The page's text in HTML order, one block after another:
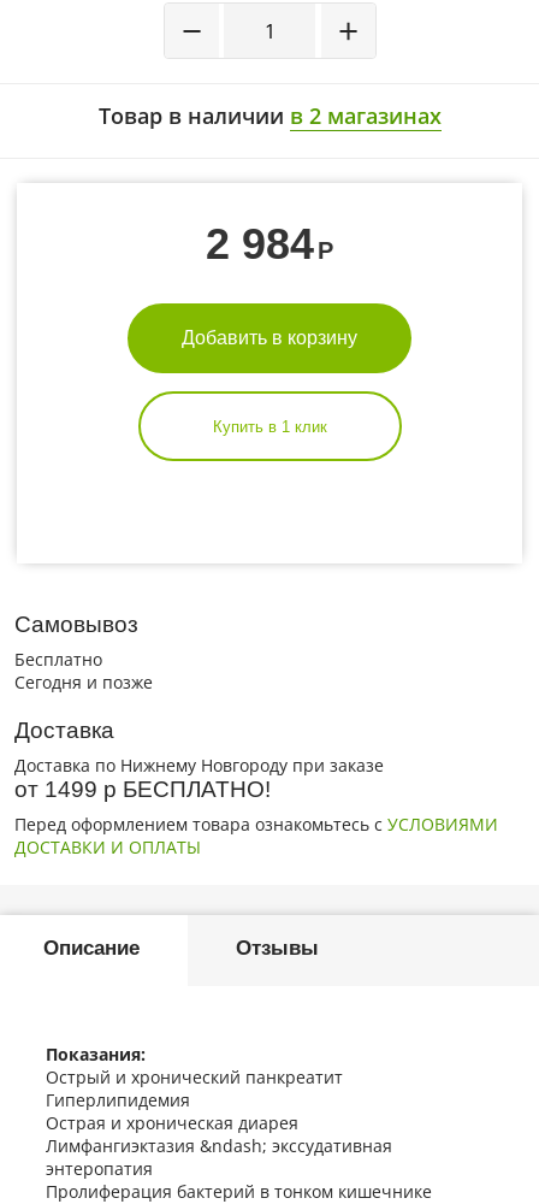
+
−
Товар в наличии в 2 магазинах
2 984Р
Добавить в корзину
Купить в 1 клик
Самовывоз
Бесплатно
Сегодня и позже
Доставка
Доставка по Нижнему Новгороду при заказе
от 1499 р БЕСПЛАТНО!
Перед оформлением товара ознакомьтесь с УСЛОВИЯМИ
ДОСТАВКИ И ОПЛАТЫ
Описание Отзывы
Показания:
Острый и хронический панкреатит
Гиперлипидемия
Острая и хроническая диарея
Лимфангиэктазия &ndash; экссудативная
энтеропатия
Пролиферация бактерий в тонком кишечнике